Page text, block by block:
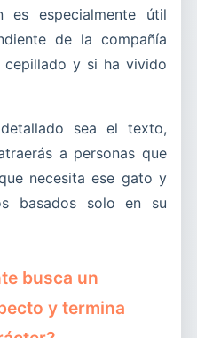
es especialmente útil
de la compañía
cepillado y si ha vivido
sea el texto,
a personas que
necesita ese gato y
basados solo en su
busca un
y termina